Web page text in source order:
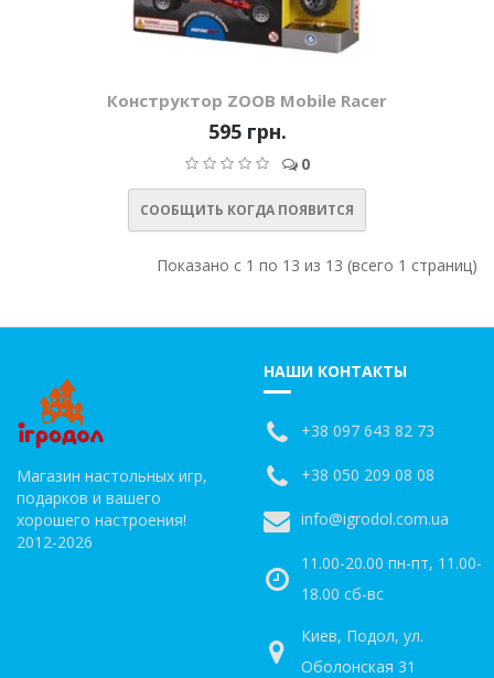
Конструктор ZOOB Mobile Racer
595 грн.
0
СООБЩИТЬ КОГДА ПОЯВИТСЯ
Показано с 1 по 13 из 13 (всего 1 страниц)
Магазин настольных игр,
подарков и вашего
хорошего настроения!
2012-2026
НАШИ КОНТАКТЫ
+38 097 643 82 73
+38 050 209 08 08
info@igrodol.com.ua
11.00-20.00 пн-пт, 11.00-
18.00 сб-вс
Киев, Подол, ул.
Оболонская 31